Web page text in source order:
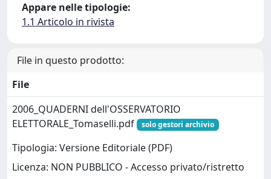
Appare nelle tipologie:
1.1 Articolo in rivista
File in questo prodotto:
File
2006_QUADERNI dell'OSSERVATORIO
ELETTORALE_Tomaselli.pdf
solo gestori archivio
Tipologia: Versione Editoriale (PDF)
Licenza: NON PUBBLICO - Accesso privato/ristretto